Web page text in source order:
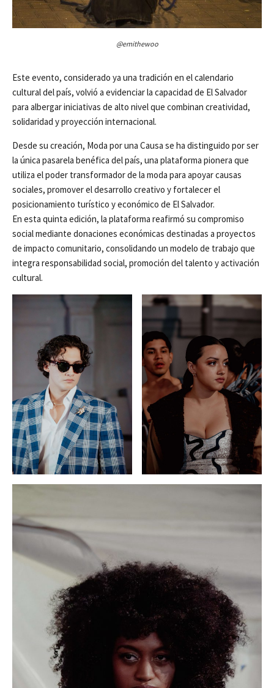
@emithewoo
Este evento, considerado ya una tradición en el calendario
cultural del país, volvió a evidenciar la capacidad de El Salvador
para albergar iniciativas de alto nivel que combinan creatividad,
solidaridad y proyección internacional.
Desde su creación, Moda por una Causa se ha distinguido por ser
la única pasarela benéfica del país, una plataforma pionera que
utiliza el poder transformador de la moda para apoyar causas
sociales, promover el desarrollo creativo y fortalecer el
posicionamiento turístico y económico de El Salvador.
En esta quinta edición, la plataforma reafirmó su compromiso
social mediante donaciones económicas destinadas a proyectos
de impacto comunitario, consolidando un modelo de trabajo que
integra responsabilidad social, promoción del talento y activación
cultural.